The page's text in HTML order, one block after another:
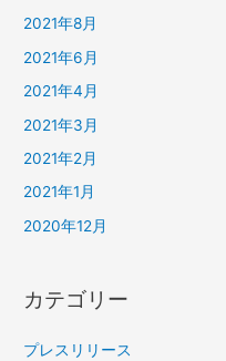
2021年8月
2021年6月
2021年4月
2021年3月
2021年2月
2021年1月
2020年12月
カテゴリー
プレスリリース